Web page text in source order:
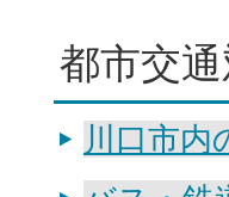
都市交
川口市内